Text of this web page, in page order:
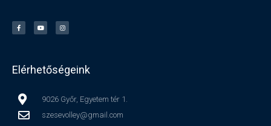
Elérhetőségeink
9026 Győr, Egyetem tér 1.
szesevolley@gmail.com